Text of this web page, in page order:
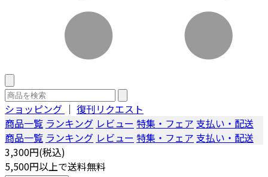
ショッピング ｜ 復刊リクエスト
商品一覧 ランキング レビュー 特集・フェア 支払い・配送
商品一覧 ランキング レビュー 特集・フェア 支払い・配送
3,300円(税込)
5,500円以上で送料無料